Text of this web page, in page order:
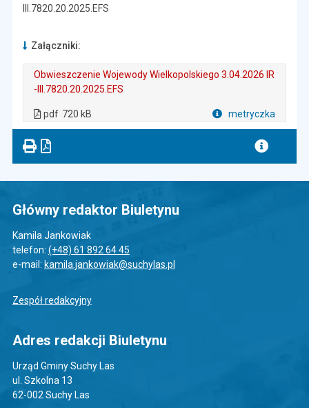
III.7820.20.2025.EFS
Załączniki:
Obwieszczenie Wojewody Wielkopolskiego 3.04.2026 IR
-III.7820.20.2025.EFS
pdf 720 kB metryczka
Główny redaktor Biuletynu
Kamila Jankowiak
telefon: (+48) 61 892 64 45
e-mail: kamila.jankowiak@suchylas.pl
Zespół redakcyjny
Adres redakcji Biuletynu
Urząd Gminy Suchy Las
ul. Szkolna 13
62-002 Suchy Las